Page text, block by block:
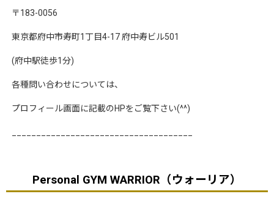
〒183-0056
東京都府中市寿町1 丁目4-17 府中寿ビル501
(府中駅徒歩1分)
各種問い合わせについては、
プロフィール画面に記載のHPをご覧下さい(^^)
Personal GYM WARRIOR（ウォーリア）